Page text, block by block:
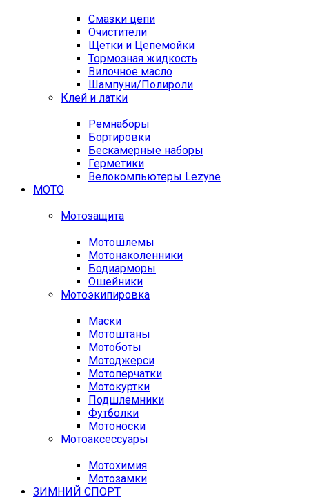
Смазки цепи
Очистители
Щетки и Цепемойки
Тормозная жидкость
Вилочное масло
Шампуни/Полироли
Клей и латки
Ремнаборы
Бортировки
Бескамерные наборы
Герметики
Велокомпьютеры Lezyne
МОТО
Мотозащита
Мотошлемы
Мотонаколенники
Бодиарморы
Ошейники
Мотоэкипировка
Маски
Мотоштаны
Мотоботы
Мотоджерси
Мотоперчатки
Мотокуртки
Подшлемники
Футболки
Мотоноски
Мотоаксессуары
Мотохимия
Мотозамки
ЗИМНИЙ СПОРТ